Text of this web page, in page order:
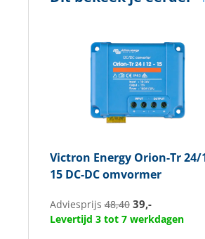
Victron EnergyOrion-Tr 24/
15 DC-DC omvormer
Adviesprijs48,40 39,-
Levertijd 3 tot 7 werkdagen